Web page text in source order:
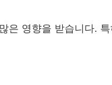
은 영향을 받습니다.